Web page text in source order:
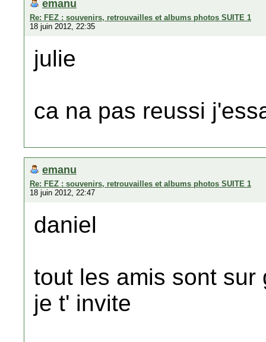
emanu
Re: FEZ : souvenirs, retrouvailles et albums photos SUITE 1
18 juin 2012, 22:35
julie
ca na pas reussi
emanu
Re: FEZ : souvenirs, retrouvailles et albums photos SUITE 1
18 juin 2012, 22:47
daniel
tout les amis sont sur
je t' invite